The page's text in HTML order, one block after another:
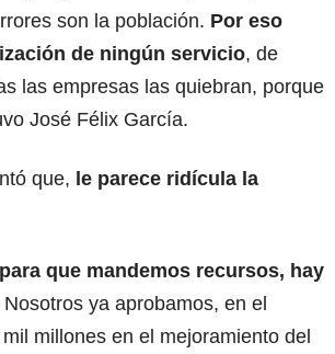
son la población. Por eso
de ningún servicio, de
las empresas las quiebran, porque
José Félix García.
que, le parece ridícula la
que mandemos recursos, hay
Nosotros ya aprobamos, en el
millones en el mejoramiento del